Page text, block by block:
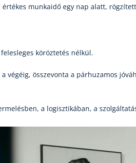
munkaidő egy nap alatt,
köröztetés nélkül.
végéig, összevonta a párhuzamos
a logisztikában, a